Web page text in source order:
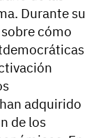
Durante su
cómo
adquirido
de los